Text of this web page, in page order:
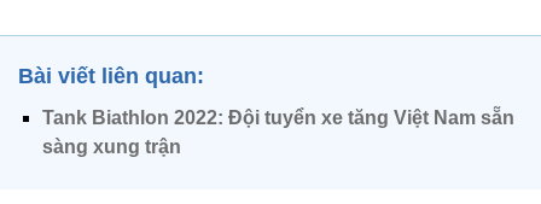
Bài viết liên quan:
Tank Biathlon 2022: Đội tuyển xe tăng Việt Nam sẵn
sàng xung trận